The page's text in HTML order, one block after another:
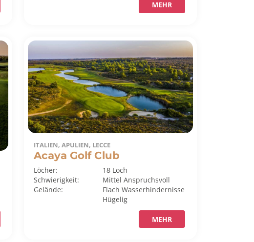
MEHR
ITALIEN, APULIEN, LECCE
Acaya Golf Club
Löcher:
18 Loch
Schwierigkeit:
MittelAnspruchsvoll
Gelände:
FlachWasserhindernisse
Hügelig
MEHR